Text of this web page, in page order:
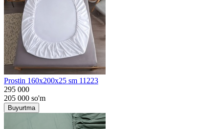
Prostin 160x200x25 sm 11223
295 000
205 000 so'm
Buyurtma